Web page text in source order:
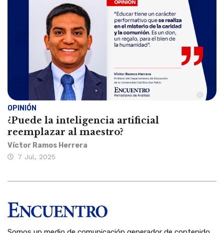
OPINIÓN
¿Puede la inteligencia artificial
reemplazar al maestro?
Víctor Ramos Herrera
7 Jul, 2025